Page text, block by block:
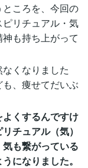
ころを、今回の
リチュアル・気
も持ち上がって
くなりました
、痩せてだいぶ
くするんですけ
チュアル（気）
も繋がっている
になりました。